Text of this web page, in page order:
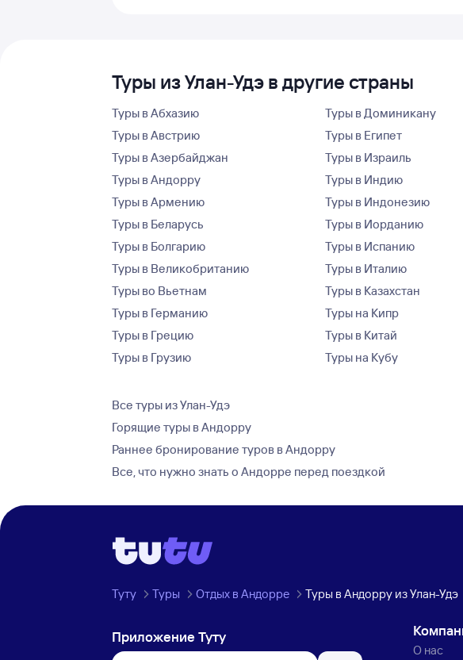
Туры из Улан-Удэ в другие страны
Туры в Абхазию
Туры в Австрию
Туры в Азербайджан
Туры в Андорру
Туры в Армению
Туры в Беларусь
Туры в Болгарию
Туры в Великобританию
Туры во Вьетнам
Туры в Германию
Туры в Грецию
Туры в Грузию
Туры в Доминикану
Туры в Египет
Туры в Израиль
Туры в Индию
Туры в Индонезию
Туры в Иорданию
Туры в Испанию
Туры в Италию
Туры в Казахстан
Туры на Кипр
Туры в Китай
Туры на Кубу
Все туры из Улан-Удэ
Горящие туры в Андорру
Раннее бронирование туров в Андорру
Все, что нужно знать о Андорре перед поездкой
Туту Туры Отдых в Андорре Туры в Андорру из Улан-Удэ
Приложение Туту
О нас